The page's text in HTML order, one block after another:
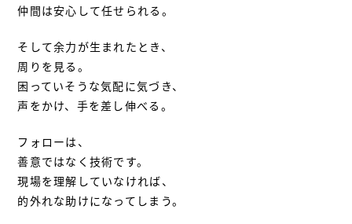
仲間は安心して任せられる。
そして余力が生まれたとき、
周りを見る。
困っていそうな気配に気づき、
声をかけ、手を差し伸べる。
フォローは、
善意ではなく技術です。
現場を理解していなければ、
的外れな助けになってしまう。